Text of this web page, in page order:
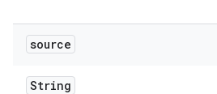
source
String